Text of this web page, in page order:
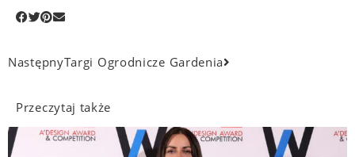
NastępnyTargi Ogrodnicze Gardenia
Przeczytaj także